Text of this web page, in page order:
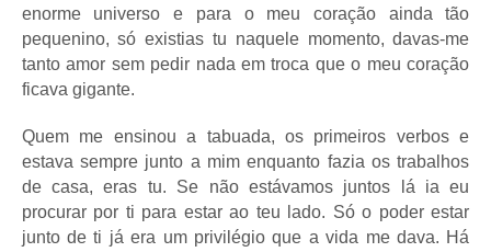
enorme universo e para o meu coração ainda tão
pequenino, só existias tu naquele momento, davas-me
tanto amor sem pedir nada em troca que o meu coração
ficava gigante.
Quem me ensinou a tabuada, os primeiros verbos e
estava sempre junto a mim enquanto fazia os trabalhos
de casa, eras tu. Se não estávamos juntos lá ia eu
procurar por ti para estar ao teu lado. Só o poder estar
junto de ti já era um privilégio que a vida me dava. Há